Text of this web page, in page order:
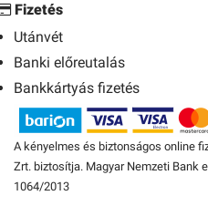
Fizetés
Utánvét
Banki előreutalás
Bankkártyás fizetés
A kényelmes és biztonságos online
Zrt. biztosítja. Magyar Nemzeti Bank
1064/2013